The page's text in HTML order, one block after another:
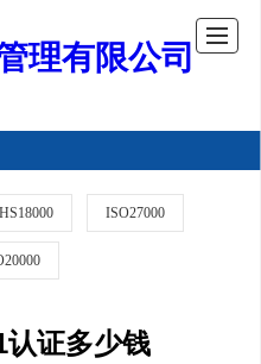
理有限公司
ISO27000
证多少钱